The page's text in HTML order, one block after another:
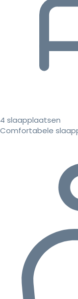
4 slaapplaatsen
Comfortabele